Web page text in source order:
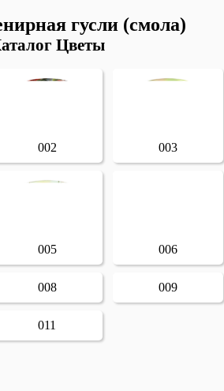
гусли (смола)
Цветы
002 003
005 006
008 009
011